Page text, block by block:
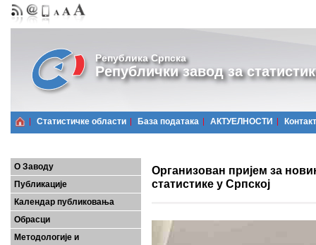
Република Српска
Републички завод за
Статистичке области Базa података АКТУЕЛНОСТИ Контакт
О Заводу
Публикације
Календар публиковања
Обрасци
Методологије и
Организован пријем за
статистике у Српској